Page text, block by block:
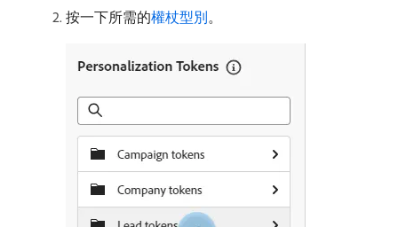
按一下所需的權杖型別。